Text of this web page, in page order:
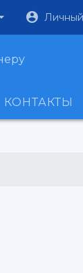
КОНТАКТЫ